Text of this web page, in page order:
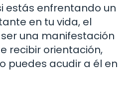
estás enfrentando un
en tu vida, el
una manifestación
recibir orientación,
puedes acudir a él en